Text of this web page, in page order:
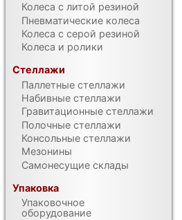
Колеса с литой резиной
Пневматические колеса
Колеса с серой резиной
Колеса и ролики
Стеллажи
Паллетные стеллажи
Набивные стеллажи
Гравитационные стеллажи
Полочные стеллажи
Консольные стеллажи
Мезонины
Самонесущие склады
Упаковка
Упаковочное
оборудование